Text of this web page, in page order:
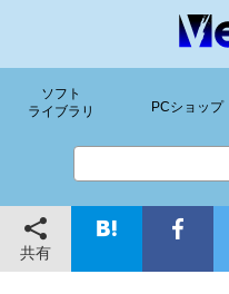
ソフト
ライブラリ
PCショップ
共有